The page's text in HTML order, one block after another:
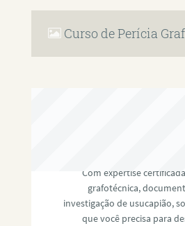
Curso de Perícia
Com expertise
grafotécnica,
investigação de usucapião,
que você precisa para